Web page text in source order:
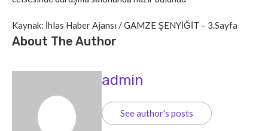
Kaynak: İhlas Haber Ajansı / GAMZE ŞENYİĞİT – 3.Sayfa
About The Author
admin
See author's posts